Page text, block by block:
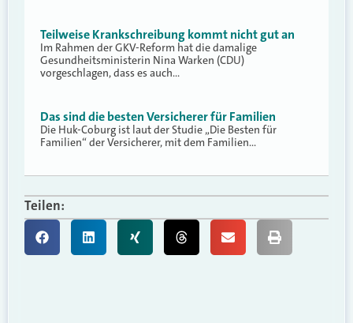
Teilweise Krankschreibung kommt nicht gut an
Im Rahmen der GKV-Reform hat die damalige
Gesundheitsministerin Nina Warken (CDU)
vorgeschlagen, dass es auch…
Das sind die besten Versicherer für Familien
Die Huk-Coburg ist laut der Studie „Die Besten für
Familien“ der Versicherer, mit dem Familien…
Teilen: